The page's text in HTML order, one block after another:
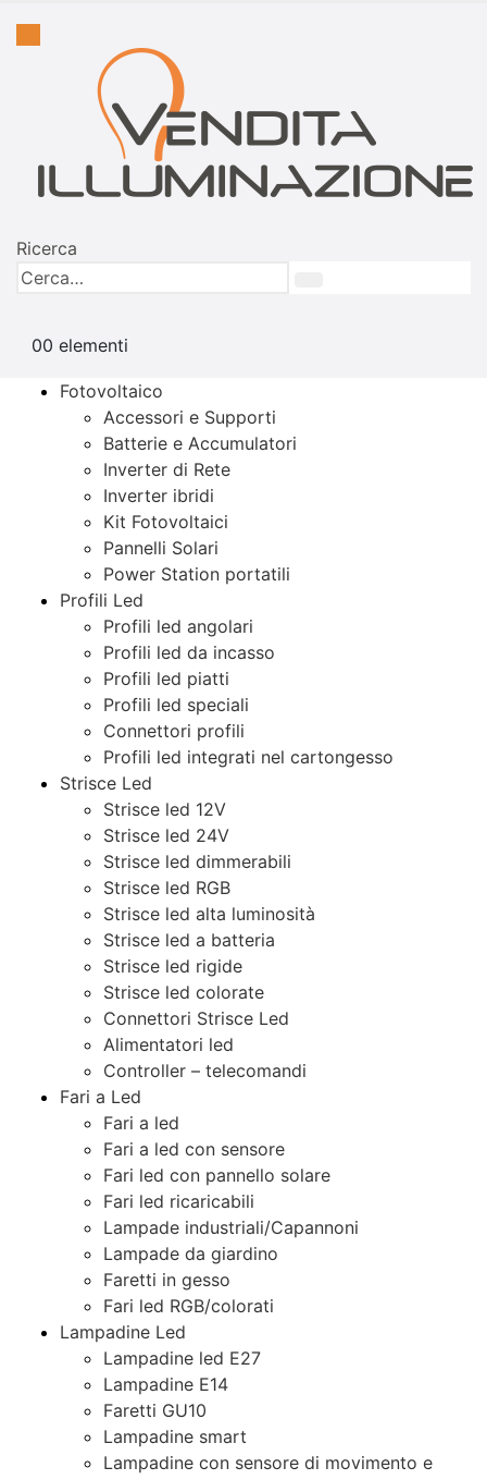
Ricerca
00 elementi
Fotovoltaico
Accessori e Supporti
Batterie e Accumulatori
Inverter di Rete
Inverter ibridi
Kit Fotovoltaici
Pannelli Solari
Power Station portatili
Profili Led
Profili led angolari
Profili led da incasso
Profili led piatti
Profili led speciali
Connettori profili
Profili led integrati nel cartongesso
Strisce Led
Strisce led 12V
Strisce led 24V
Strisce led dimmerabili
Strisce led RGB
Strisce led alta luminosità
Strisce led a batteria
Strisce led rigide
Strisce led colorate
Connettori Strisce Led
Alimentatori led
Controller – telecomandi
Fari a Led
Fari a led
Fari a led con sensore
Fari led con pannello solare
Fari led ricaricabili
Lampade industriali/Capannoni
Lampade da giardino
Faretti in gesso
Fari led RGB/colorati
Lampadine Led
Lampadine led E27
Lampadine E14
Faretti GU10
Lampadine smart
Lampadine con sensore di movimento e